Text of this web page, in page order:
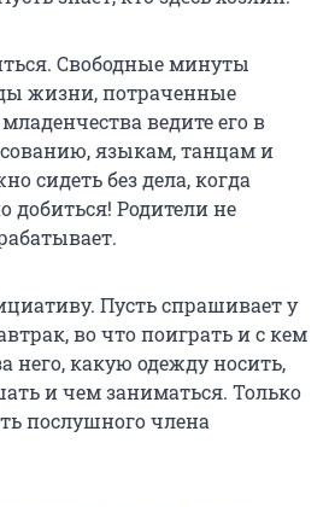
Свободные минуты
жизни, потраченные
ведите его в
языкам, танцам и
сидеть без дела, когда
добиться! Родители не
Пусть спрашивает у
во что поиграть и с кем
него, какую одежду носить,
и чем заниматься. Только
послушного члена